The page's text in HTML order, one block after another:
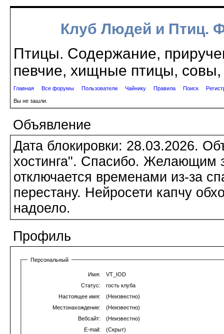
Клуб Людей и Птиц.
Птицы. Содержание,
певчие, хищные птицы, совы,
Главная Все форумы Пользователи Чайнику Правила Поиск
Вы не зашли.
Объявление
Дата блокировки: 28.03.2026.
хостинга". Спасибо. Желающим
отключается временами из-за
перестану. Нейросети капчу
надоело.
Профиль
Персональный
Имя:
VT_IOD
Статус:
гость клуба
Настоящее имя:
(Неизвестно)
Местонахождение:
(Неизвестно)
Вебсайт:
(Неизвестно)
E-mail:
(Скрыт)